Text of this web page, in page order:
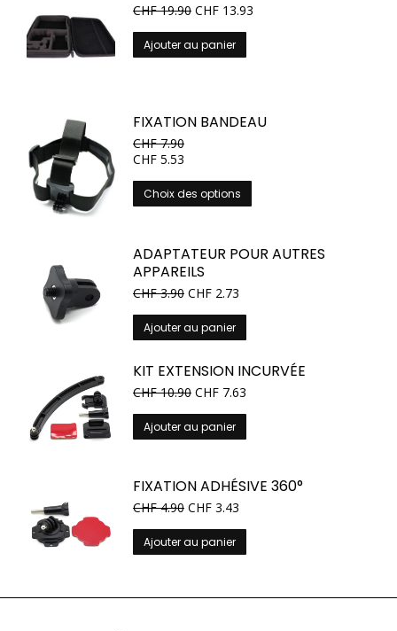
CHF19.90 CHF 13.93
Ajouter au panier
FIXATION BANDEAU
CHF7.90
CHF 5.53
Choix des options
produit
variations.
sur
ADAPTATEUR POUR AUTRES
APPAREILS
CHF3.90 CHF 2.73
Ajouter au panier
KIT EXTENSION INCURVÉE
CHF10.90 CHF 7.63
Ajouter au panier
FIXATION ADHÉSIVE 360°
CHF4.90 CHF 3.43
Ajouter au panier